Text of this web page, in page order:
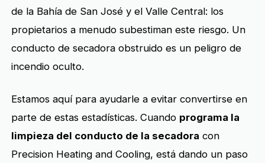
de la Bahía de San José y el Valle Central: los
propietarios a menudo subestiman este riesgo. Un
conducto de secadora obstruido es un peligro de
incendio oculto.
Estamos aquí para ayudarle a evitar convertirse en
parte de estas estadísticas. Cuando programa la
limpieza del conducto de la secadora con
Precision Heating and Cooling, está dando un paso